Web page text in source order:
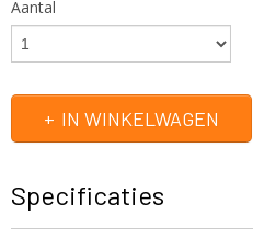
Aantal
IN WINKELWAGEN
Specificaties